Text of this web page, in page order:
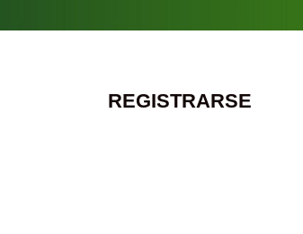
REGISTRARSE